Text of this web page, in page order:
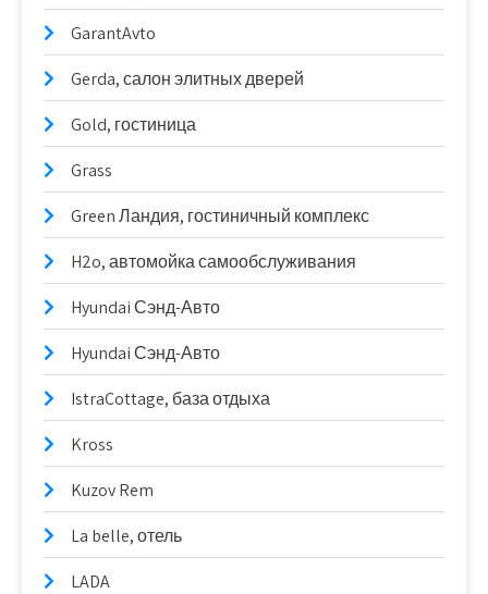
GarantAvto
Gerda, салон элитных дверей
Gold, гостиница
Grass
Green Ландия, гостиничный комплекс
H2o, автомойка самообслуживания
Hyundai Сэнд-Авто
Hyundai Сэнд-Авто
IstraCottage, база отдыха
Kross
Kuzov Rem
La belle, отель
LADA